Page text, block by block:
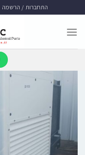
התחברות / הרשמה